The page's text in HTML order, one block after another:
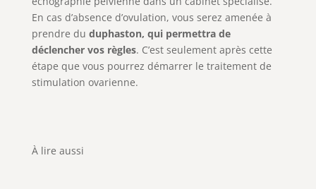
En cas d’absence d’ovulation, vous serez amenée à
prendre du duphaston, qui permettra de
déclencher vos règles. C’est seulement après cette
étape que vous pourrez démarrer le traitement de
stimulation ovarienne.
À lire aussi